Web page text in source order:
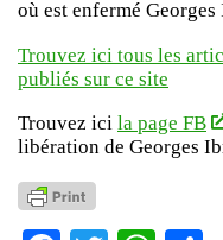
Trouvez ici tous les
publiés sur ce site
Trouvez ici la page FB
libération de Georges